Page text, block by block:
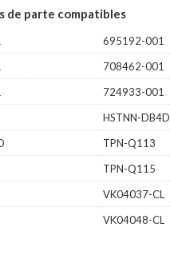
de parte compatibles
695192-001
708462-001
724933-001
HSTNN-DB4D
TPN-Q113
TPN-Q115
VK04037-CL
VK04048-CL